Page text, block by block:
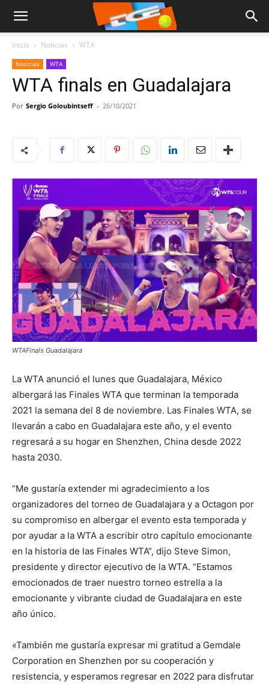
Inicio Noticias WTA
Noticias WTA
WTA finals en Guadalajara
Por Sergio Goloubintseff - 26/10/2021
WTAFinals Guadalajara
La WTA anunció el lunes que Guadalajara, México
albergará las Finales WTA que terminan la temporada
2021 la semana del 8 de noviembre. Las Finales WTA, se
llevarán a cabo en Guadalajara este año, y el evento
regresará a su hogar en Shenzhen, China desde 2022
hasta 2030.
“Me gustaría extender mi agradecimiento a los
organizadores del torneo de Guadalajara y a Octagon por
su compromiso en albergar el evento esta temporada y
por ayudar a la WTA a escribir otro capítulo emocionante
en la historia de las Finales WTA”, dijo Steve Simon,
presidente y director ejecutivo de la WTA. “Estamos
emocionados de traer nuestro torneo estrella a la
emocionante y vibrante ciudad de Guadalajara en este
año único.
«También me gustaría expresar mi gratitud a Gemdale
Corporation en Shenzhen por su cooperación y
resistencia, y esperamos regresar en 2022 para disfrutar